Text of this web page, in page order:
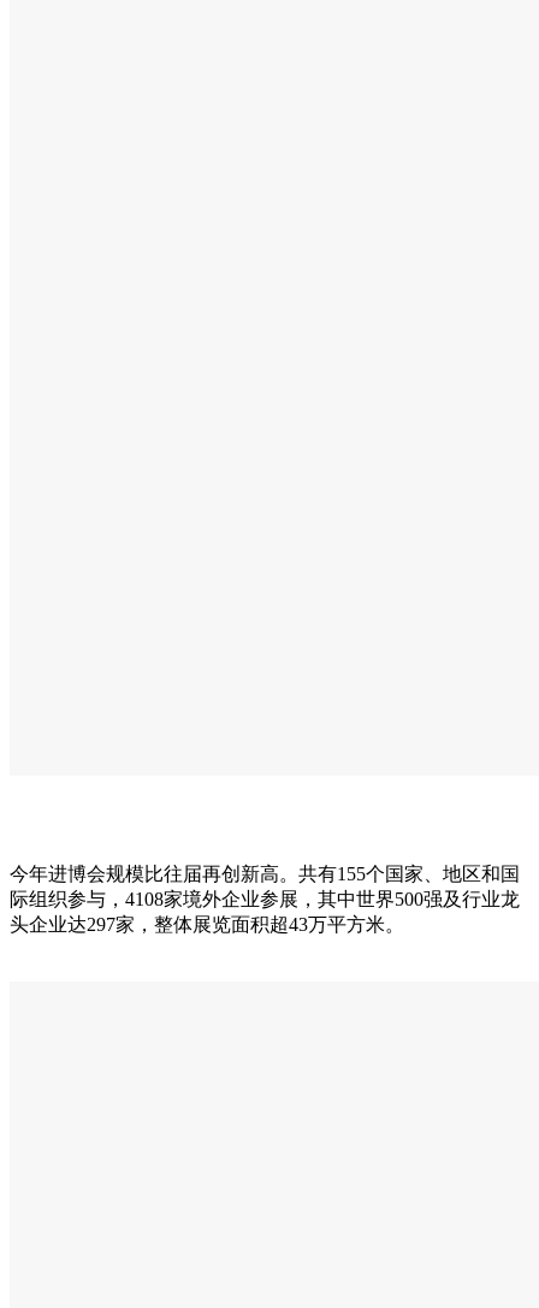
今年进博会规模比往届再创新高。共有155个国家、地区和国
际组织参与，4108家境外企业参展，其中世界500强及行业龙
头企业达297家，整体展览面积超43万平方米。